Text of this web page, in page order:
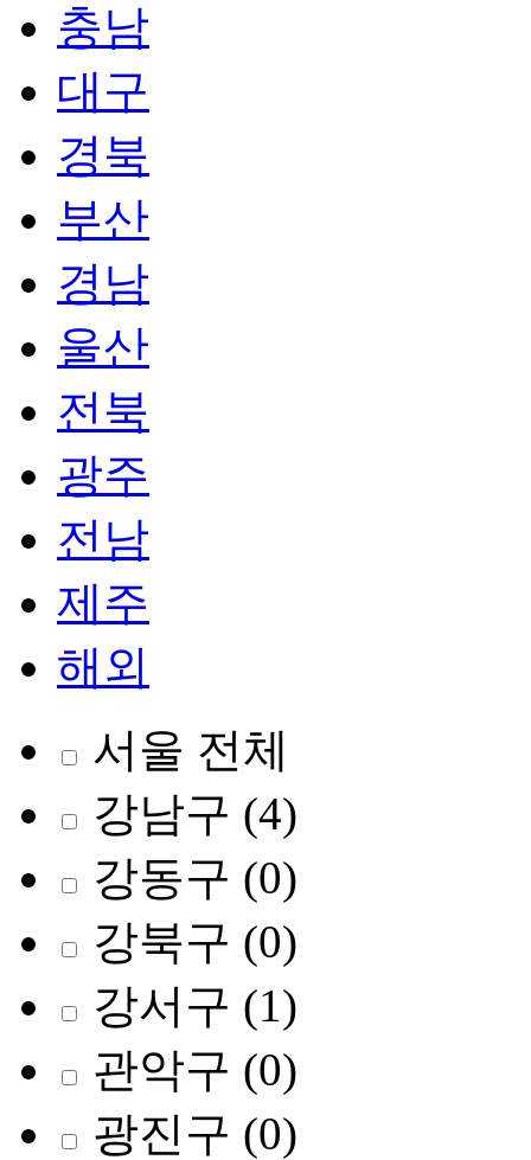
충남
대구
경북
부산
경남
울산
전북
광주
전남
제주
해외
서울 전체
강남구 (4)
강동구 (0)
강북구 (0)
강서구 (1)
관악구 (0)
광진구 (0)